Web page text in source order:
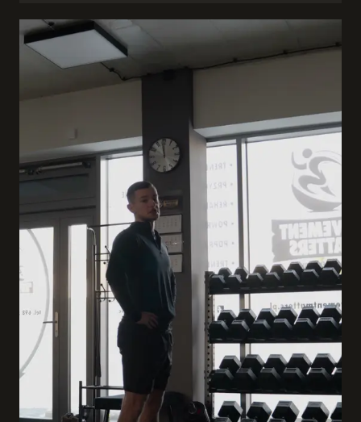
tylko na Ciebie. Na sieciowej siłowni dostajesz salę — u
nas dostajesz prowadzenie pod swój cel. Dlatego nasze
studio wygrywa, i dlatego ludzie zostają na dłużej. A na
końcu filmu czeka na Ciebie prezent. :) #studiotreningowe